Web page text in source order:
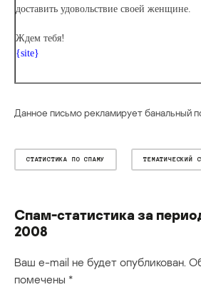
доставить удовольствие своей женщине.
Ждем тебя!
{site}
Данное письмо рекламирует банальный
СТАТИСТИКА ПО СПАМУ ТЕМАТИЧЕСКИЙ
Спам-статистика за
2008
Ваш e-mail не будет опубликован.
помечены *